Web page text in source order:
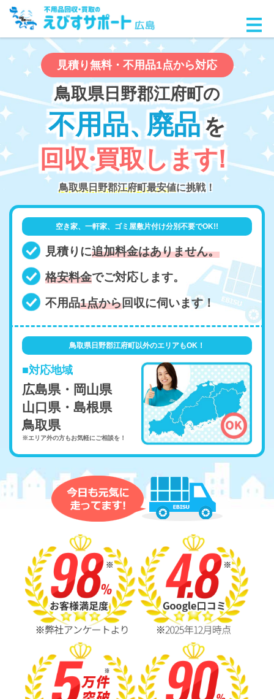
見積り無料・不用品1点から対応
鳥取県日野郡江府町の
不用品、廃品を
回 収・買取します！
鳥取県日野郡江府町最安値に挑戦！
空き家、一軒家、ゴミ屋敷片付け分別不要でOK!!
見積りに追加料金はありません。
格安料金でご対応します。
不用品1点から回収に伺います！
鳥取県日野郡江府町以外のエリアもOK！
■対応地域
広島県・岡山県
山口県・島根県
鳥取県
※エリア外の方もお気軽にご相談を！